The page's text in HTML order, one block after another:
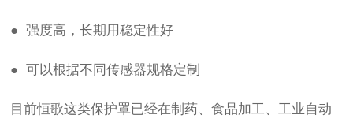
● 强度高，长期用稳定性好
● 可以根据不同传感器规格定制
目前恒歌这类保护罩已经在制药、食品加工、工业自动